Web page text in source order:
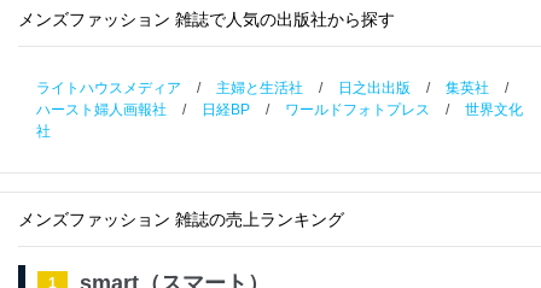
メンズファッション 雑誌で人気の出版社から探す
ライトハウスメディア / 主婦と生活社 / 日之出出版 / 集英社
/
ハースト婦人画報社
/ 日経BP / ワールドフォトプレス /
世界文化
社
メンズファッション 雑誌の売上ランキング
1 smart（スマート）